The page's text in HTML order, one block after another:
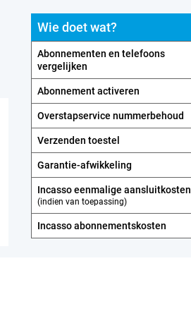
Wie doet wat?
Abonnementen en telefoons
vergelijken
Abonnement activeren
Overstapservice nummerbehoud
Verzenden toestel
Garantie-afwikkeling
Incasso eenmalige aansluitkosten
(indien van toepassing)
Incasso abonnements­kosten